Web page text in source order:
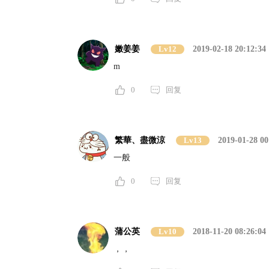
嫩姜姜 Lv12
2019-02-18 20:12:34
m
0 回复
繁華、盡微涼 Lv13
2019-01-28
一般
0 回复
蒲公英 Lv10
2018-11-20 08:26:04
，，